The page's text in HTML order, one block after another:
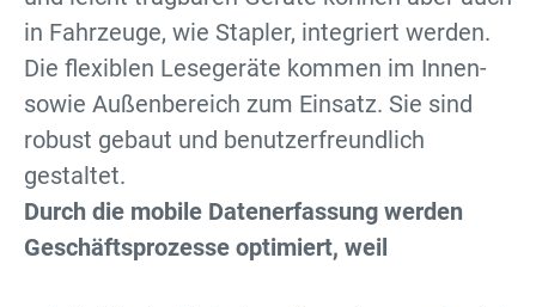
in Fahrzeuge, wie Stapler, integriert werden.
Die flexiblen Lesegeräte kommen im Innen-
sowie Außenbereich zum Einsatz. Sie sind
robust gebaut und benutzerfreundlich
gestaltet.
Durch die mobile Datenerfassung werden
Geschäftsprozesse optimiert, weil